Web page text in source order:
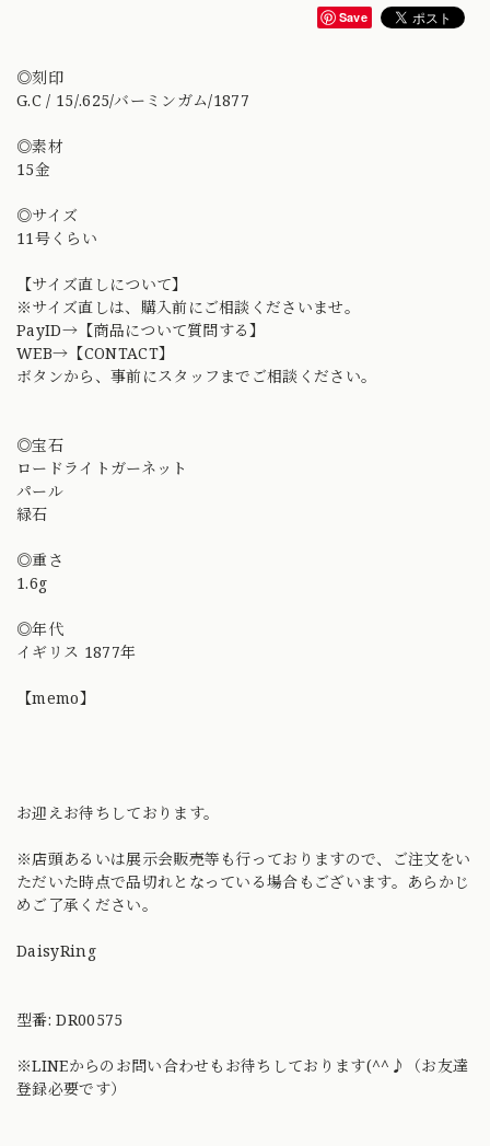
Save
◎刻印
G.C / 15/.625/バーミンガム/1877
◎素材
15金
◎サイズ
11号くらい
【サイズ直しについて】
※サイズ直しは、購入前にご相談くださいませ。
PayID→【商品について質問する】
WEB→【CONTACT】
ボタンから、事前にスタッフまでご相談ください。
◎宝石
ロードライトガーネット
パール
緑石
◎重さ
1.6g
◎年代
イギリス 1877年
【memo】
お迎えお待ちしております。
※店頭あるいは展示会販売等も行っておりますので、ご注文をい
ただいた時点で品切れとなっている場合もございます。あらかじ
めご了承ください。
DaisyRing
型番: DR00575
※LINEからのお問い合わせもお待ちしております(^^♪（お友達
登録必要です）